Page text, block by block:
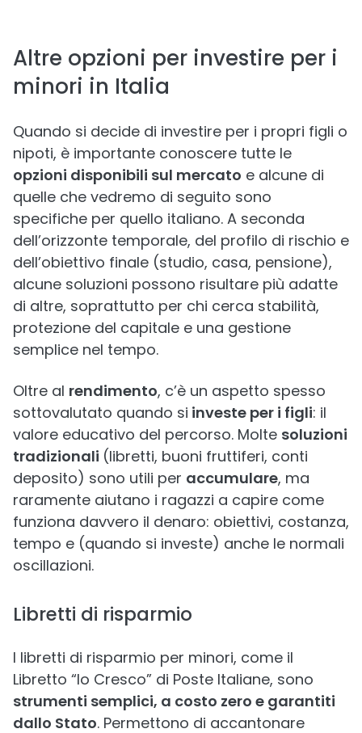
Altre opzioni per investire per i
minori in Italia
Quando si decide di investire per i propri figli o
nipoti, è importante conoscere tutte le
opzioni disponibili sul mercato e alcune di
quelle che vedremo di seguito sono
specifiche per quello italiano. A seconda
dell’orizzonte temporale, del profilo di rischio e
dell’obiettivo finale (studio, casa, pensione),
alcune soluzioni possono risultare più adatte
di altre, soprattutto per chi cerca stabilità,
protezione del capitale e una gestione
semplice nel tempo.
Oltre al rendimento, c’è un aspetto spesso
sottovalutato quando si investe per i figli: il
valore educativo del percorso. Molte soluzioni
tradizionali (libretti, buoni fruttiferi, conti
deposito) sono utili per accumulare, ma
raramente aiutano i ragazzi a capire come
funziona davvero il denaro: obiettivi, costanza,
tempo e (quando si investe) anche le normali
oscillazioni.
Libretti di risparmio
I libretti di risparmio per minori, come il
Libretto “Io Cresco” di Poste Italiane, sono
strumenti semplici, a costo zero e garantiti
dallo Stato. Permettono di accantonare